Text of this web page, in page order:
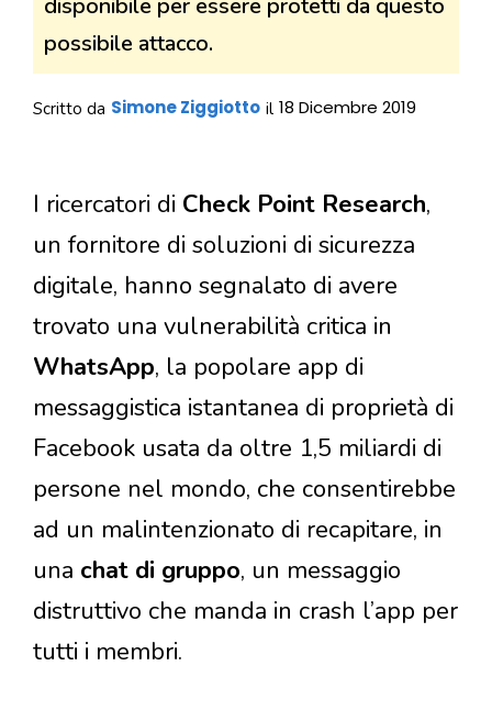
disponibile per essere protetti da questo
possibile attacco.
Scritto da Simone Ziggiotto il 18 Dicembre 2019
I ricercatori di Check Point Research,
un fornitore di soluzioni di sicurezza
digitale, hanno segnalato di avere
trovato una vulnerabilità critica in
WhatsApp, la popolare app di
messaggistica istantanea di proprietà di
Facebook usata da oltre 1,5 miliardi di
persone nel mondo, che consentirebbe
ad un malintenzionato di recapitare, in
una chat di gruppo, un messaggio
distruttivo che manda in crash l’app per
tutti i membri.